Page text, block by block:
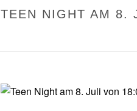
TEEN NIGHT AM 8.